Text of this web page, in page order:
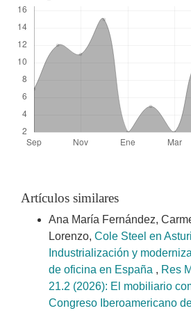
Artículos similares
Ana María Fernández,
Lorenzo, Cole Steel en
Industrialización y
de oficina en España , Res
21.2 (2026): El mobiliario
Congreso Iberoamericano